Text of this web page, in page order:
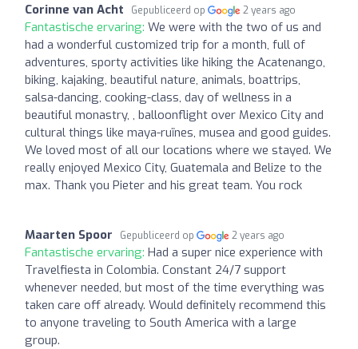
Corinne van Acht Gepubliceerd op 2 years ago
Fantastische ervaring: We were with the two of us and
had a wonderful customized trip for a month, full of
adventures, sporty activities like hiking the Acatenango,
biking, kajaking, beautiful nature, animals, boattrips,
salsa-dancing, cooking-class, day of wellness in a
beautiful monastry, , balloonflight over Mexico City and
cultural things like maya-ruïnes, musea and good guides.
We loved most of all our locations where we stayed. We
really enjoyed Mexico City, Guatemala and Belize to the
max. Thank you Pieter and his great team. You rock
Maarten Spoor Gepubliceerd op 2 years ago
Fantastische ervaring: Had a super nice experience with
Travelfiesta in Colombia. Constant 24/7 support
whenever needed, but most of the time everything was
taken care off already. Would definitely recommend this
to anyone traveling to South America with a large
group.